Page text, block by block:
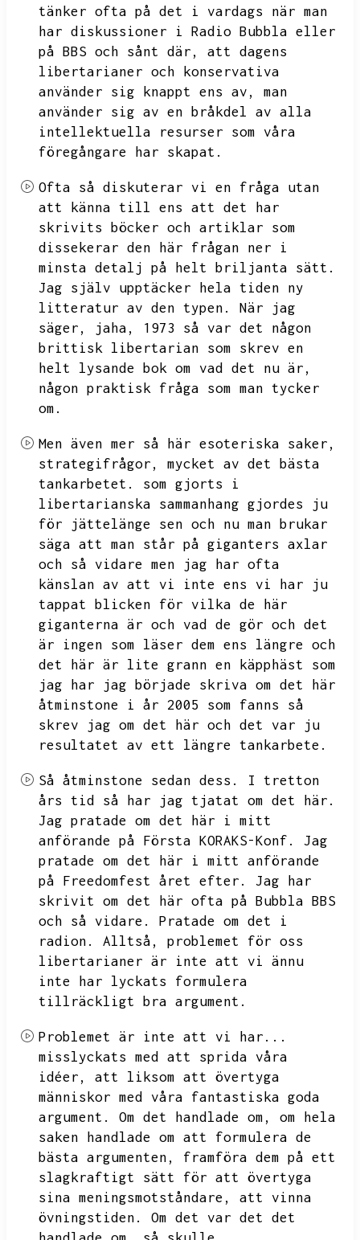
tänker ofta på det i vardags när man
har diskussioner i Radio Bubbla eller
på BBS och sånt där,
att dagens
libertarianer och konservativa
använder sig knappt ens av,
man
använder sig av en bråkdel av alla
intellektuella resurser som våra
föregångare har skapat.
Ofta så diskuterar vi en fråga utan
att känna till ens att det har
skrivits böcker och artiklar som
dissekerar den här frågan ner i
minsta detalj på helt briljanta sätt.
Jag själv upptäcker hela tiden ny
litteratur av den typen.
När jag
säger,
jaha,
1973 så var det någon
brittisk libertarian som skrev en
helt lysande bok om vad det nu är,
någon praktisk fråga som man tycker
om.
Men även mer så här esoteriska saker,
strategifrågor,
mycket av det bästa
tankarbetet.
som gjorts i
libertarianska sammanhang gjordes ju
för jättelänge sen och nu man brukar
säga att man står på giganters axlar
och så vidare men jag har ofta
känslan av att vi inte ens vi har ju
tappat blicken för vilka de här
giganterna är och vad de gör och det
är ingen som läser dem ens längre och
det här är lite grann en käpphäst som
jag har jag började skriva om det här
åtminstone i år 2005 som fanns
så
skrev jag om det här och det var ju
resultatet av ett längre tankarbete.
Så åtminstone sedan dess.
I tretton
års tid så har jag tjatat om det här.
Jag pratade om det här i mitt
anförande på Första KORAKS-Konf.
Jag
pratade om det här i mitt anförande
på Freedomfest året efter.
Jag har
skrivit om det här ofta på Bubbla BBS
och så vidare.
Pratade om det i
radion.
Alltså,
problemet för oss
libertarianer är inte att vi ännu
inte har lyckats formulera
tillräckligt bra argument.
Problemet är inte att vi har...
misslyckats med att sprida våra
idéer,
att liksom att övertyga
människor med våra fantastiska goda
argument.
Om det handlade om,
om hela
saken handlade om att formulera de
bästa argumenten,
framföra dem på ett
slagkraftigt sätt för att övertyga
sina meningsmotståndare,
att vinna
övningstiden.
Om det var det det